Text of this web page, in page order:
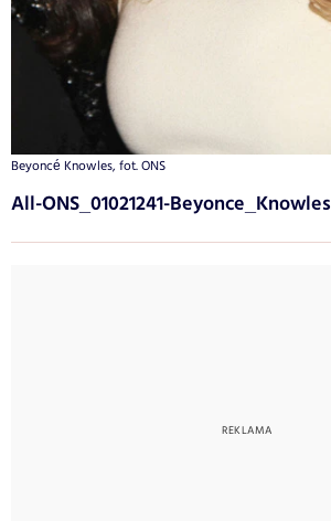
Beyoncé Knowles, fot. ONS
All-ONS_01021241-Beyonce_Knowles